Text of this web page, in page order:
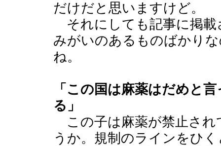
だけだと思いますけど。
それにしても記事に掲載
みがいのあるものばかり
ね。
「この国は麻薬はだめと
る」
この子は麻薬が禁止され
うか。規制のラインをひ